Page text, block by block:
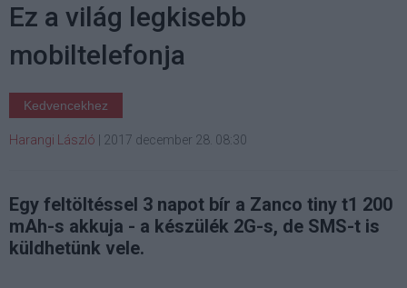
Ez a világ legkisebb
mobiltelefonja
Kedvencekhez
Harangi László 2017 december 28. 08:30
Egy feltöltéssel 3 napot bír a Zanco tiny t1 200
mAh-s akkuja - a készülék 2G-s, de SMS-t is
küldhetünk vele.